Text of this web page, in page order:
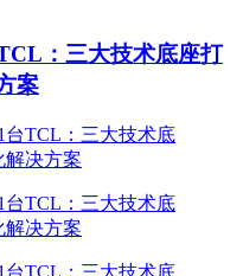
：三大技术底座打
案